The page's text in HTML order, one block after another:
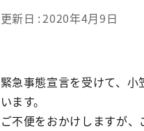
更新日 2020年4月9日
緊急事態宣言を受けて、
います。
ご不便をおかけしますが、